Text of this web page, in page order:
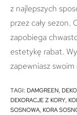
z najlepszych
przez cały sezon.
zapobiega
estetykę rabat.
zapewniasz
TAGI: DAMGREEN,
DEKORACJE Z KORY,
SOSNOWA, KORA